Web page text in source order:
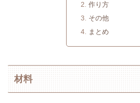
作り方
その他
まとめ
材料